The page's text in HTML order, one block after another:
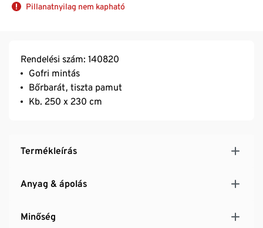
Pillanatnyilag nem kapható
Rendelési szám: 140820
Gofri mintás
Bőrbarát, tiszta pamut
Kb. 250 x 230 cm
Termékleírás
Anyag & ápolás
Minőség